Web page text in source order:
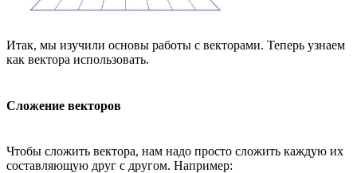
Итак, мы изучили основы работы с векторами. Теперь узнаем
как вектора использовать.
Сложение векторов
Чтобы сложить вектора, нам надо просто сложить каждую их
составляющую друг с другом. Например: